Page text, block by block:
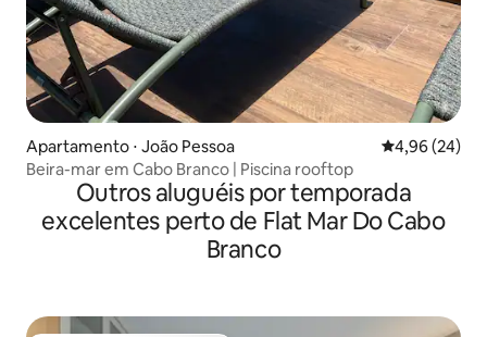
Apartamento ⋅ João Pessoa 4,96 de uma
4,96 (24)
Beira-mar em Cabo Branco | Piscina rooftop
Outros aluguéis por temporada
excelentes perto de Flat Mar Do Cabo
Branco